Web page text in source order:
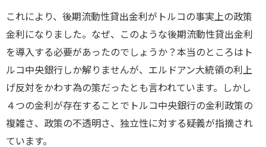
これにより、後期流動性貸出金利がトルコの事実上の政策
金利になりました。なぜ、このような後期流動性貸出金利
を導入する必要があったのでしょうか？本当のところはト
ルコ中央銀行しか解りませんが、エルドアン大統領の利上
げ反対をかわす為の策だったとも言われています。しかし
４つの金利が存在することでトルコ中央銀行の金利政策の
複雑さ、政策の不透明さ、独立性に対する疑義が指摘され
ています。